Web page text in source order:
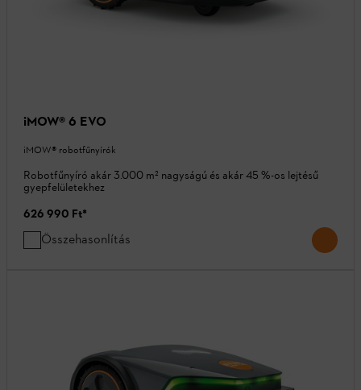
iMOW® 6 EVO
iMOW® robotfűnyírók
Robotfűnyíró akár 3.000 m² nagyságú és akár 45 %-os lejtésű
gyepfelületekhez
626 990 Ft*
Összehasonlítás